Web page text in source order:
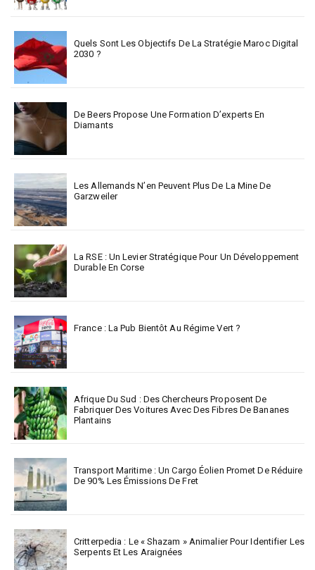
Quels Sont Les Objectifs De La Stratégie Maroc Digital
2030 ?
De Beers Propose Une Formation D’experts En
Diamants
Les Allemands N’en Peuvent Plus De La Mine De
Garzweiler
La RSE : Un Levier Stratégique Pour Un Développement
Durable En Corse
France : La Pub Bientôt Au Régime Vert ?
Afrique Du Sud : Des Chercheurs Proposent De
Fabriquer Des Voitures Avec Des Fibres De Bananes
Plantains
Transport Maritime : Un Cargo Éolien Promet De Réduire
De 90% Les Émissions De Fret
Critterpedia : Le « Shazam » Animalier Pour Identifier Les
Serpents Et Les Araignées